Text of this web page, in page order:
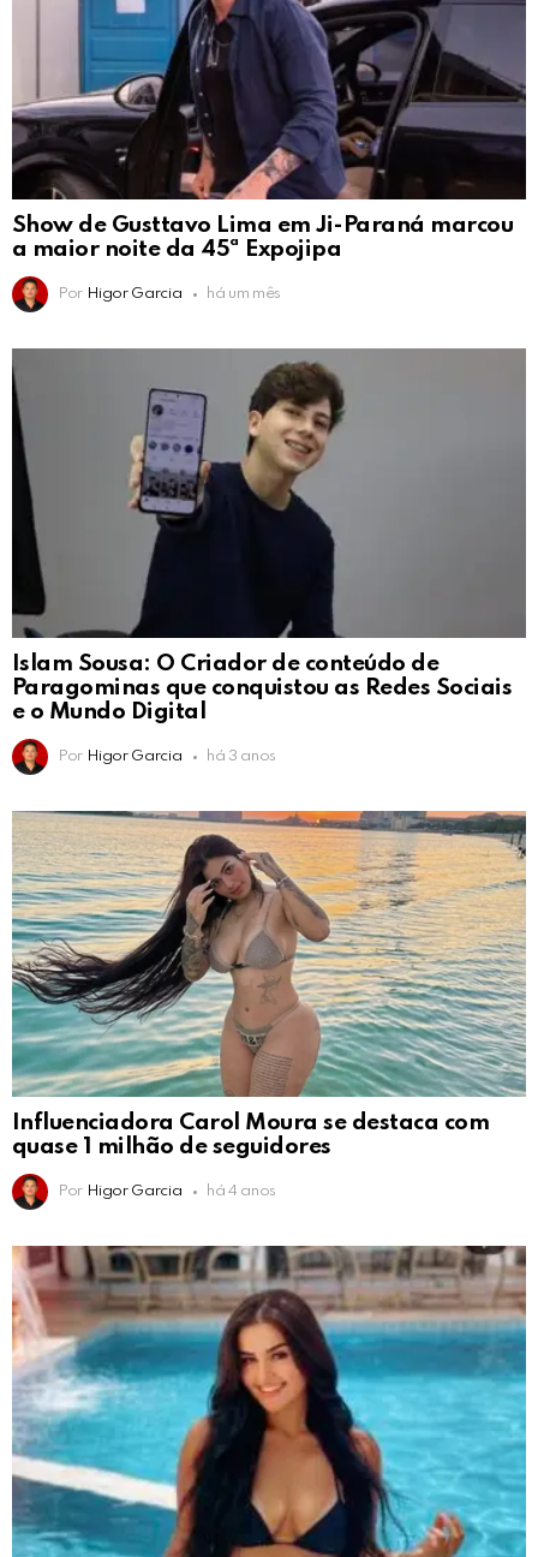
Show de Gusttavo Lima em Ji-Paraná marcou
a maior noite da 45ª Expojipa
Por Higor Garcia há um mês
Islam Sousa: O Criador de conteúdo de
Paragominas que conquistou as Redes Sociais
e o Mundo Digital
Por Higor Garcia há 3 anos
Influenciadora Carol Moura se destaca com
quase 1 milhão de seguidores
Por Higor Garcia há 4 anos